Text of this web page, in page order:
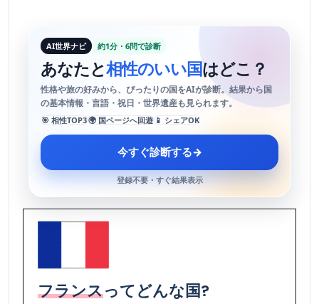
AI世界ナビ 約1分・6問で診断
あなたと相性のいい国はどこ？
性格や旅の好みから、ぴったりの国をAIが診断。結果から国
の基本情報・言語・祝日・世界遺産も見られます。
🎯 相性TOP3🌍 国ページへ回遊 📱 シェアOK
今すぐ診断する→
登録不要・すぐ結果表示
フランスってどんな国?